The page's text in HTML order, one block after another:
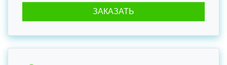
ЗАКАЗАТЬ